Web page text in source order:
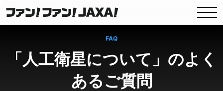
FAQ
「人工衛星について」のよく
あるご質問